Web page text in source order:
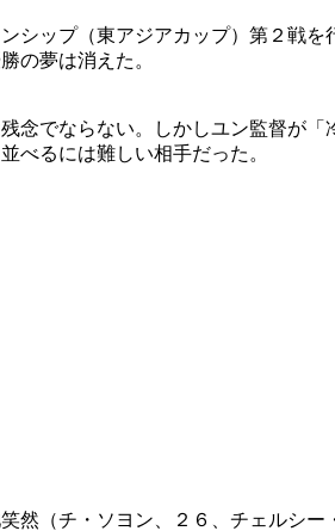
ップ（東アジアカップ）第２戦
の夢は消えた。
でならない。しかしユン監督が
べるには難しい相手だった。
（チ・ソヨン、２６、チェルシ